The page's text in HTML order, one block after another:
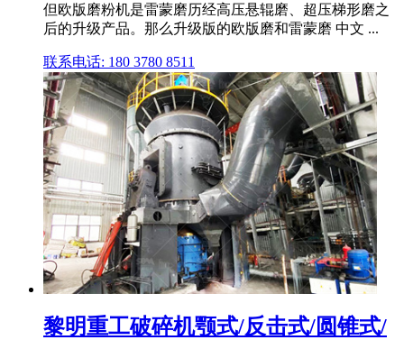
但欧版磨粉机是雷蒙磨历经高压悬辊磨、超压梯形磨之
后的升级产品。那么升级版的欧版磨和雷蒙磨 中文 ...
联系电话: 180 3780 8511
黎明重工破碎机颚式/反击式/圆锥式/